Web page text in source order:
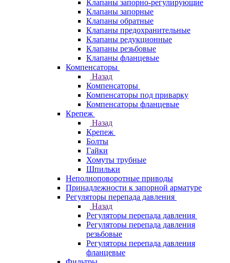
Клапаны запорно-регулирующие
Клапаны запорные
Клапаны обратные
Клапаны предохранительные
Клапаны редукционные
Клапаны резьбовые
Клапаны фланцевые
Компенсаторы
Назад
Компенсаторы
Компенсаторы под приварку
Компенсаторы фланцевые
Крепеж
Назад
Крепеж
Болты
Гайки
Хомуты трубные
Шпильки
Неполноповоротные приводы
Принадлежности к запорной арматуре
Регуляторы перепада давления
Назад
Регуляторы перепада давления
Регуляторы перепада давления
резьбовые
Регуляторы перепада давления
фланцевые